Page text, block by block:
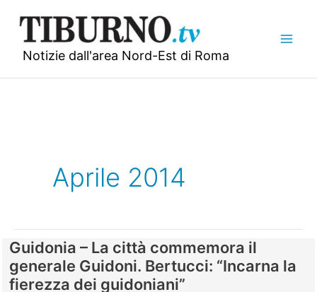
contenuto
Notizie dall'area Nord-Est di Roma
Aprile 2014
Guidonia – La città commemora il
generale Guidoni. Bertucci: “Incarna la
fierezza dei guidoniani”